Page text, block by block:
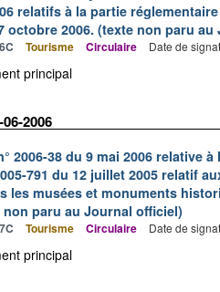
relatifs à la partie
octobre 2006. (texte non paru
Tourisme Circulaire Date de
principal
2006
2006-38 du 9 mai 2006 relative
791 du 12 juillet 2005 relatif
les musées et monuments
non paru au Journal officiel)
Tourisme Circulaire Date de
principal